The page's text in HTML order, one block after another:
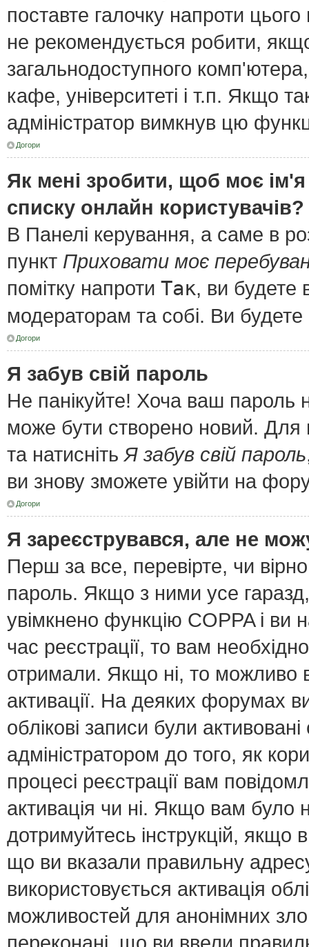
поставте галочку напроти
не рекомендується робити,
загальнодоступного
кафе, університеті і т.п. Якщо
адміністратор вимкнув цю
Догори
Як мені зробити, щоб моє
списку онлайн користувачів?
В Панелі керування, а саме в
пункт Приховати моє
помітку напроти Так, ви будете
модераторам та собі. Ви
Догори
Я забув свій пароль
Не панікуйте! Хоча ваш пароль
може бути створено новий. Для
та натисніть Я забув свій пароль
ви знову зможете увійти на
Догори
Я зареєструвався, але не
Перш за все, перевірте, чи
пароль. Якщо з ними усе
увімкнено функцію COPPA і ви
час реєстрації, то вам
отримали. Якщо ні, то можливо
активації. На деяких форумах
облікові записи були
адміністратором до того, як
процесі реєстрації вам
активація чи ні. Якщо вам
дотримуйтесь інструкцій,
що ви вказали правильну
використовується активація
можливостей для анонімних